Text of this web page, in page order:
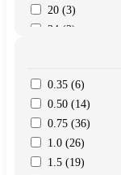
20 (3)
24 (2)
4 (13)
5 (13)
6 (7)
7 (12)
8 (3)
0.35 (6)
0.50 (14)
0.75 (36)
1.0 (26)
1.5 (19)